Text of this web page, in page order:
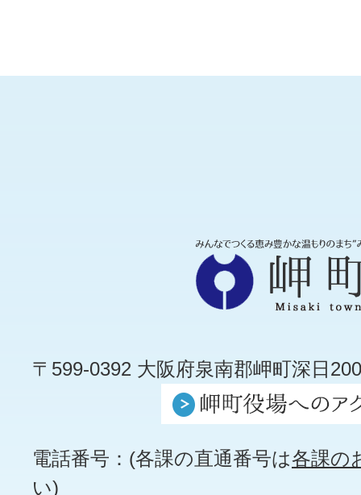
〒599-0392 大阪府泉南郡岬町深日
電話番号：(各課の直通番号は各課の
い)